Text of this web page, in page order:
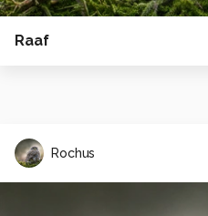
Raaf
Rochus